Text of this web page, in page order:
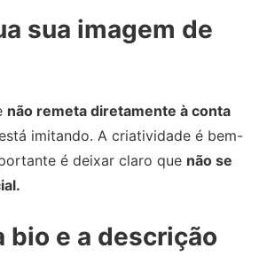
sua imagem de
não remeta diretamente à conta
imitando. A criatividade é bem-
é deixar claro que não se
bio e a descrição